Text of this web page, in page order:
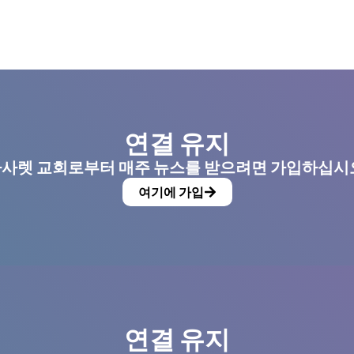
연결 유지
렛 교회로부터 매주 뉴스를 받으려면 가입하십시
여기에 가입
연결 유지